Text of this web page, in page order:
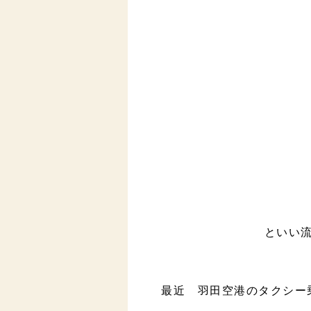
といい
最近 羽田空港のタクシー